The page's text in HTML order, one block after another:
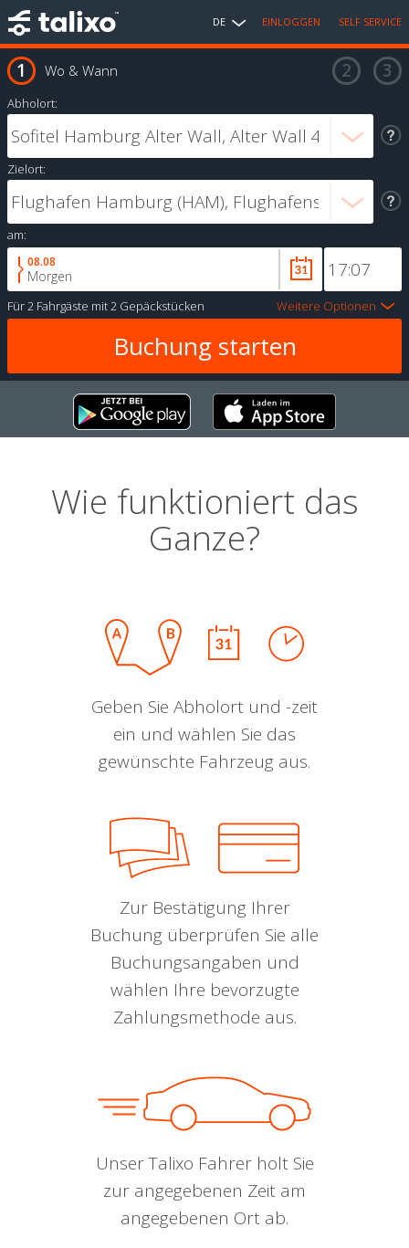
DE EINLOGGEN SELF SERVICE
Wo & Wann
Abholort:
Zielort:
am:
08.08
Morgen
Für2 Fahrgäste mit2 Gepäckstücken Weitere Optionen
Wie funktioniert das
Ganze?
Geben Sie Abholort und -zeit
ein und wählen Sie das
gewünschte Fahrzeug aus.
Zur Bestätigung Ihrer
Buchung überprüfen Sie alle
Buchungsangaben und
wählen Ihre bevorzugte
Zahlungsmethode aus.
Unser Talixo Fahrer holt Sie
zur angegebenen Zeit am
angegebenen Ort ab.